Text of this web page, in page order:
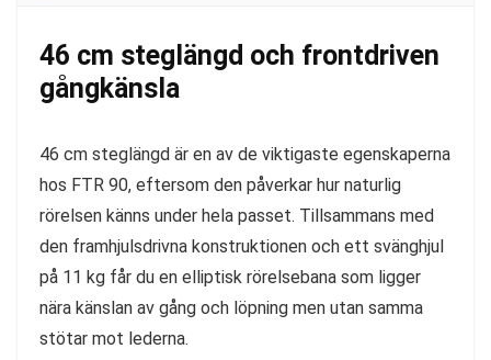
46 cm steglängd och frontdriven
gångkänsla
46 cm steglängd är en av de viktigaste egenskaperna
hos FTR 90, eftersom den påverkar hur naturlig
rörelsen känns under hela passet. Tillsammans med
den framhjulsdrivna konstruktionen och ett svänghjul
på 11 kg får du en elliptisk rörelsebana som ligger
nära känslan av gång och löpning men utan samma
stötar mot lederna.